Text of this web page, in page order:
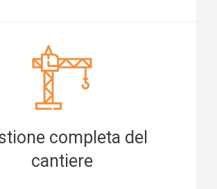
completa del
cantiere